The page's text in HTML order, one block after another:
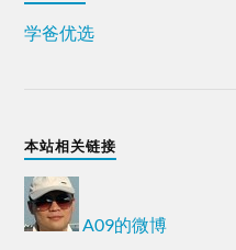
学爸优选
本站相关链接
A09的微博